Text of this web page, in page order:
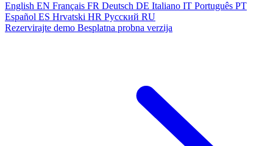
English EN Français FR Deutsch DE Italiano IT Português PT
Español ES Hrvatski HR Русский RU
Rezervirajte demo Besplatna probna verzija